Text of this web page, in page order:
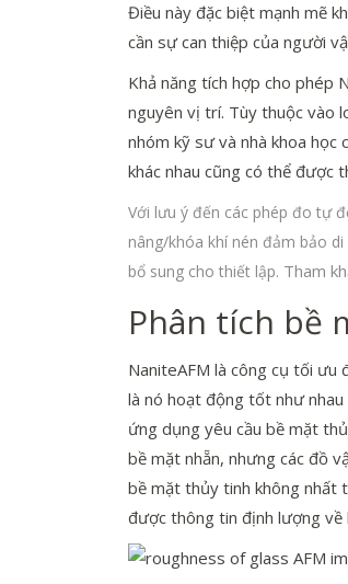
Điều này đặc biệt mạnh mẽ
cần sự can thiệp của người
Khả năng tích hợp cho phép
nguyên vị trí. Tùy thuộc vào
nhóm kỹ sư và nhà khoa học
khác nhau cũng có thể được
Với lưu ý đến các phép đo tự
nâng/khóa khí nén đảm bảo
bổ sung cho thiết lập. Tham
Phân tích bề
NaniteAFM là công cụ tối ưu
là nó hoạt động tốt như
ứng dụng yêu cầu bề mặt
bề mặt nhẵn, nhưng các đồ
bề mặt thủy tinh không nhất
được thông tin định lượng về